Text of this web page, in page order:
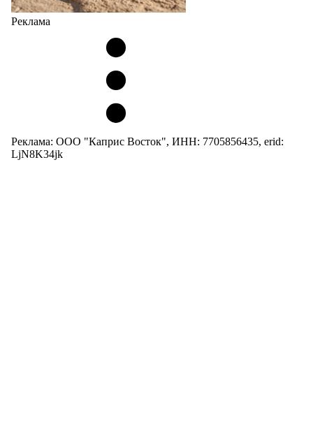
Реклама
Реклама: ООО "Каприс Восток", ИНН: 7705856435, erid:
LjN8K34jk